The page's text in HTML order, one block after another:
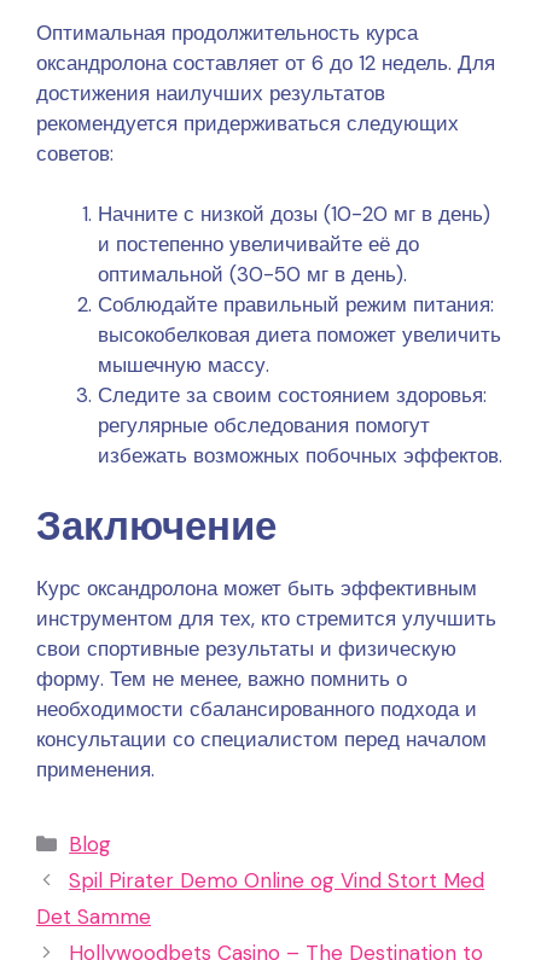
Оптимальная продолжительность курса
оксандролона составляет от 6 до 12 недель. Для
достижения наилучших результатов
рекомендуется придерживаться следующих
советов:
Начните с низкой дозы (10-20 мг в день)
и постепенно увеличивайте её до
оптимальной (30-50 мг в день).
Соблюдайте правильный режим питания:
высокобелковая диета поможет увеличить
мышечную массу.
Следите за своим состоянием здоровья:
регулярные обследования помогут
избежать возможных побочных эффектов.
Заключение
Курс оксандролона может быть эффективным
инструментом для тех, кто стремится улучшить
свои спортивные результаты и физическую
форму. Тем не менее, важно помнить о
необходимости сбалансированного подхода и
консультации со специалистом перед началом
применения.
Categories
Blog
Spil Pirater Demo Online og Vind Stort Med
Det Samme
Hollywoodbets Casino – The Destination to